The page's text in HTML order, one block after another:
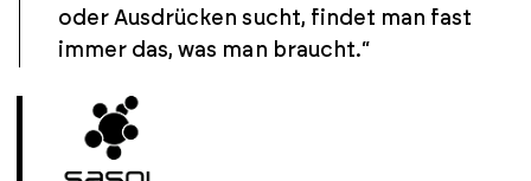
oder Ausdrücken sucht, findet man fast
immer das, was man braucht.“